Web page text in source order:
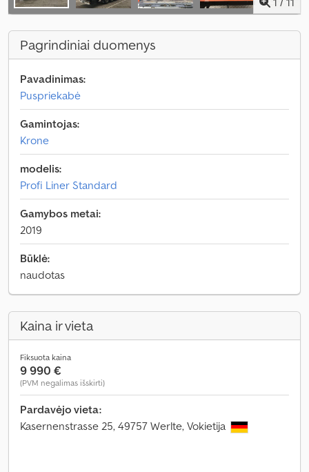
Pagrindiniai duomenys
Pavadinimas:
Puspriekabė
Gamintojas:
Krone
modelis:
Profi Liner Standard
Gamybos metai:
2019
Būklė:
naudotas
Kaina ir vieta
Fiksuota kaina
9 990 €
(PVM negalimas išskirti)
Pardavėjo vieta:
Kasernenstrasse 25, 49757 Werlte, Vokietija